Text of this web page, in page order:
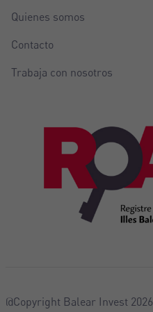
Quienes somos
Contacto
Trabaja con nosotros
@Copyright Balear Invest 2026